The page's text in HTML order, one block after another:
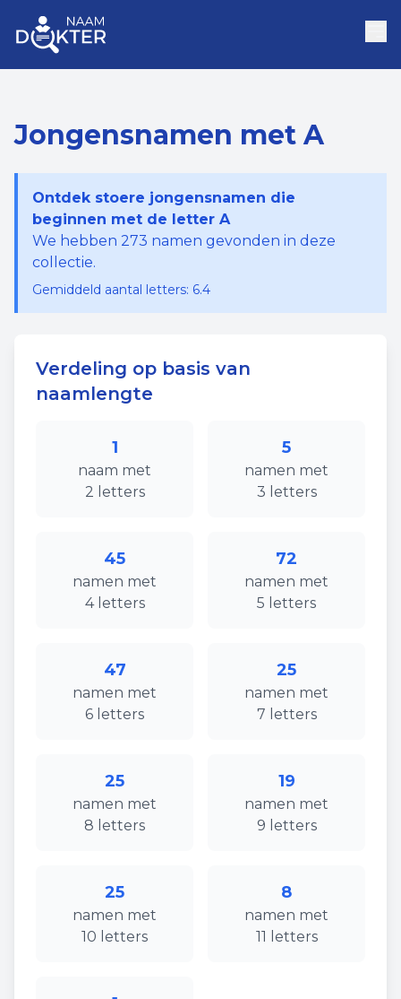
Jongensnamen met A
Ontdek stoere jongensnamen die
beginnen met de letter A
We hebben 273 namen gevonden in deze
collectie.
Gemiddeld aantal letters: 6.4
Verdeling op basis van
naamlengte
1
naam met
2 letters
5
namen met
3 letters
45
namen met
4letters
72
namen met
5 letters
47
namen met
6 letters
25
namen met
7 letters
25
namen met
8 letters
19
namen met
9 letters
25
namen met
10 letters
8
namen met
11 letters